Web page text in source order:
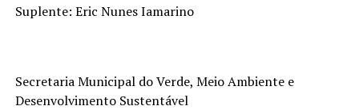
Suplente: Eric Nunes Iamarino
Secretaria Municipal do Verde, Meio Ambiente e
Desenvolvimento Sustentável